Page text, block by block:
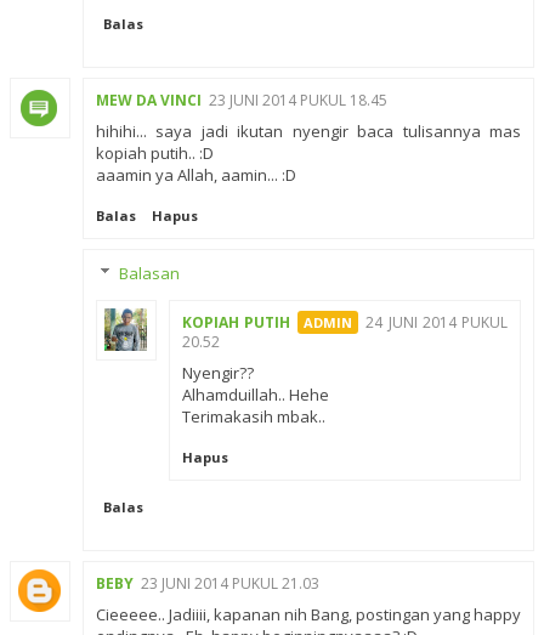
Balas
MEW DA VINCI 23 JUNI 2014 PUKUL 18.45
hihihi... saya jadi ikutan nyengir baca tulisannya mas
kopiah putih.. :D
aaamin ya Allah, aamin... :D
Balas Hapus
Balasan
KOPIAH PUTIH
24 JUNI 2014 PUKUL
20.52
Nyengir??
Alhamduillah.. Hehe
Terimakasih mbak..
Hapus
Balas
BEBY 23 JUNI 2014 PUKUL 21.03
Cieeeee.. Jadiiii, kapanan nih Bang, postingan yang happy